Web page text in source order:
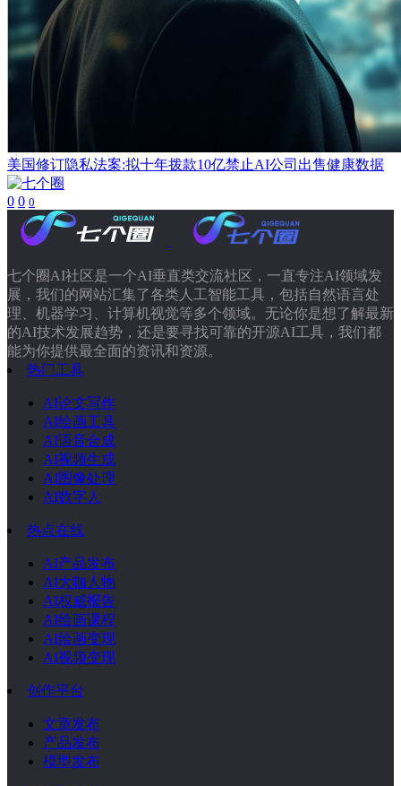
美国修订隐私法案:拟十年拨款10亿禁止AI公司出售健康数据
0 0 0
七个圈AI社区是一个AI垂直类交流社区，一直专注AI领域发
展，我们的网站汇集了各类人工智能工具，包括自然语言处
理、机器学习、计算机视觉等多个领域。无论你是想了解最新
的AI技术发展趋势，还是要寻找可靠的开源AI工具，我们都
能为你提供最全面的资讯和资源。
热门工具
AI论文写作
AI绘画工具
AI语音合成
AI视频生成
AI图像处理
AI数字人
热点在线
AI产品发布
AI大咖人物
AI权威报告
AI绘画课程
AI绘画变现
AI视频变现
创作平台
文章发布
产品发布
模型发布